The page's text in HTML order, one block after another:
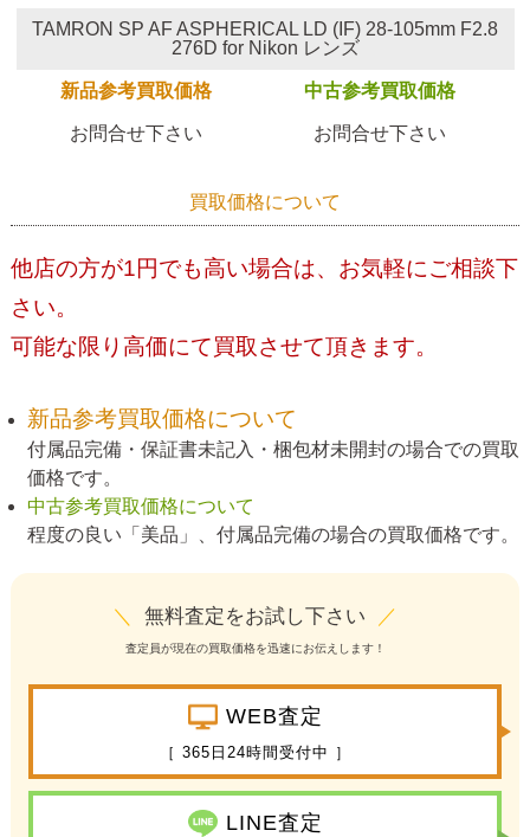
TAMRON SP AF ASPHERICAL LD (IF) 28-105mm F2.8
276D for Nikon レンズ
新品参考買取価格 中古参考買取価格
お問合せ下さい お問合せ下さい
買取価格について
他店の方が1円でも高い場合は、お気軽にご相談下
さい。
可能な限り高価にて買取させて頂きます。
新品参考買取価格について
付属品完備・保証書未記入・梱包材未開封の場合での買取
価格です。
中古参考買取価格について
程度の良い「美品」、付属品完備の場合の買取価格です。
＼ 無料査定をお試し下さい ／
査定員が現在の買取価格を迅速にお伝えします！
WEB査定
［ 365日24時間受付中 ］
LINE査定